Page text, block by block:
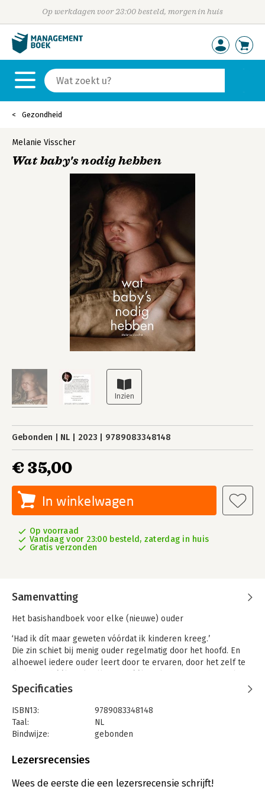
Op werkdagen voor 23:00 besteld, morgen in huis
Gezondheid
Melanie Visscher
Wat baby's nodig hebben
Gebonden NL 2023 9789083348148
€ 35,00
In winkelwagen
Op voorraad
Vandaag voor 23:00 besteld, zaterdag in huis
Gratis verzonden
Samenvatting
Het basishandboek voor elke (nieuwe) ouder
‘Had ik dít maar geweten vóórdat ik kinderen kreeg.’
Die zin schiet bij menig ouder regelmatig door het hoofd. En
alhoewel iedere ouder leert door te ervaren, door het zelf te
dat er nu eindelijk een boek is dat je kan behoeden voor de
grootste valkuilen. Dit kan zo maar eens het enige boek zijn
dat je echt nodig hebt voor dat eerste te gekke, maffe,
spannende, soms slopende jaar met je baby.
Melanie Visscher heeft namelijk al het voorwerk voor je
gedaan; ze las stapels boeken en recent wetenschappelijk
onderzoek en combineerde al die kennis in kant en klare
leesbare brokken. Ze vertelt je niet hoe het móet, maar het
onderbouwt jóuw onder- buikgevoel. Daardoor voel je je eigen
Specificaties
ISBN13:
9789083348148
Taal:
NL
Bindwijze:
gebonden
Uitgever:
Lezersrecensies
Wees de eerste die een lezersrecensie schrijft!